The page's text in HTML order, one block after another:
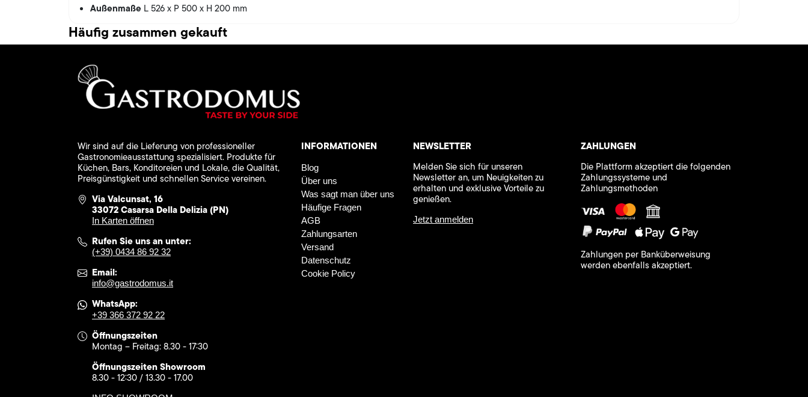
Außenmaße L 526 x P 500 x H 200 mm
Häufig zusammen gekauft
Wir sind auf die Lieferung von professioneller
Gastronomieausstattung spezialisiert. Produkte für
Küchen, Bars, Konditoreien und Lokale, die Qualität,
Preisgünstigkeit und schnellen Service vereinen.
Via Valcunsat, 16
33072 Casarsa Della Delizia (PN)
In Karten öffnen
Rufen Sie uns an unter:
(+39) 0434 86 92 32
Email:
info@gastrodomus.it
WhatsApp:
+39 366 372 92 22
Öffnungszeiten
Montag – Freitag: 8.30 - 17:30
Öffnungszeiten Showroom
8.30 - 12:30 / 13.30 - 17.00
INFORMATIONEN
Blog
Über uns
Was sagt man über uns
Häufige Fragen
AGB
Zahlungsarten
Versand
Datenschutz
Cookie Policy
NEWSLETTER
Melden Sie sich für unseren
Newsletter an, um Neuigkeiten zu
erhalten und exklusive Vorteile zu
genießen.
Jetzt anmelden
ZAHLUNGEN
Die Plattform akzeptiert die folgenden
Zahlungssysteme und
Zahlungsmethoden
Zahlungen per Banküberweisung
werden ebenfalls akzeptiert.